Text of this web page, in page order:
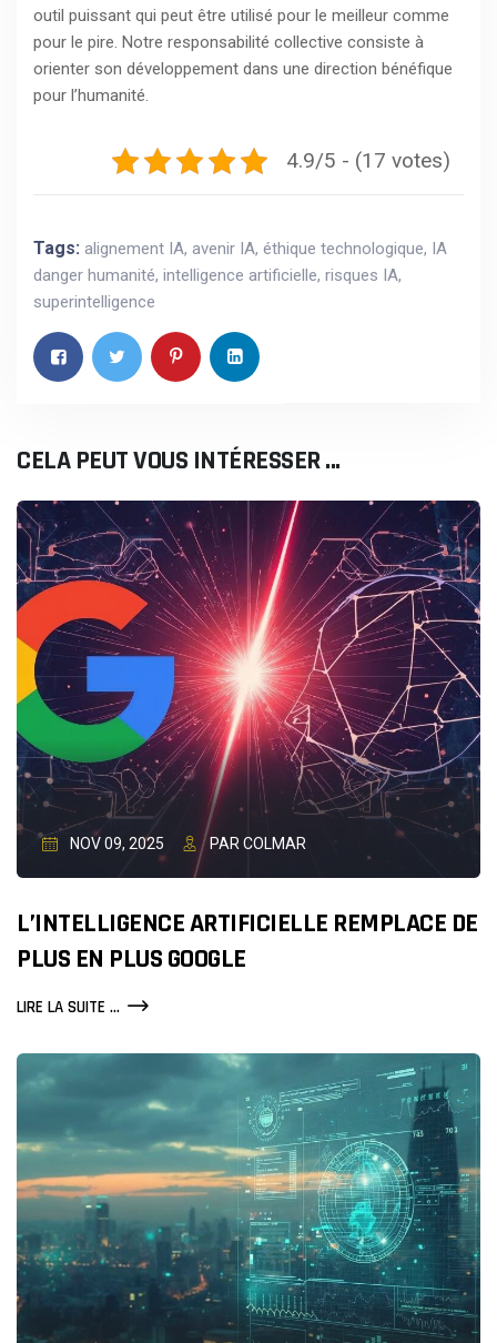
outil puissant qui peut être utilisé pour le meilleur comme
pour le pire. Notre responsabilité collective consiste à
orienter son développement dans une direction bénéfique
pour l’humanité.
4.9/5 - (17 votes)
Tags: alignement IA, avenir IA, éthique technologique, IA
danger humanité, intelligence artificielle, risques IA,
superintelligence
CELA PEUT VOUS INTÉRESSER ...
NOV 09, 2025 PAR COLMAR
L’INTELLIGENCE ARTIFICIELLE REMPLACE DE
PLUS EN PLUS GOOGLE
LIRE LA SUITE ...L’INTELLIGENCE
REMPLACE
GOOGLE